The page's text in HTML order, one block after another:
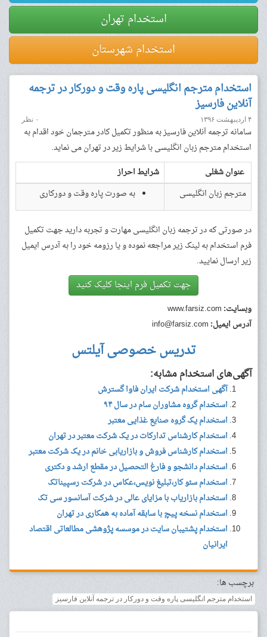
استخدام تهران
استخدام شهرستان
استخدام مترجم انگلیسی پاره وقت و دورکار در ترجمه
آنلاین فارسیز
۴ اردیبهشت ۱۳۹۶ ۰ نظر
سامانه ترجمه آنلاین فارسیز به منظور تکمیل کادر مترجمان خود اقدام به
استخدام مترجم زبان انگلیسی با شرایط زیر در تهران می نماید.
عنوان شغلی
شرایط احراز
مترجم زبان انگلیسی
به صورت پاره وقت و دورکاری
در صورتی که در ترجمه زبان انگلیسی مهارت و تجربه دارید جهت تکمیل
فرم استخدام به لینک زیر مراجعه نموده و یا رزومه خود را به آدرس ایمیل
زیر ارسال نمایید.
جهت تکمیل فرم اینجا کلیک کنید
وبسایت:
آدرس ایمیل: info@farsiz.com
تدریس خصوصی آیلتس
آگهی‌های استخدام مشابه:
آگهی استخدام شرکت ایران فاوا گسترش
استخدام گروه مشاوران سام در سال ۹۴
استخدام یک گروه صنایع غذایی معتبر
استخدام کارشناس تدارکات در یک شرکت معتبر در تهران
استخدام کارشناس فروش و بازاریابی خانم در یک شرکت معتبر
استخدام دانشجو و فارغ التحصیل در مقطع ارشد و دکتری
استخدام سئو کار،تبلیغ نویس،عکاس در شرکت رسپیناتک
استخدام بازاریاب با مزایای عالی در شرکت آسانسور سی تک
استخدام نسخه پیچ با سابقه آماده به همکاری در تهران
استخدام پشتیبان سایت در موسسه پژوهشی مطالعاتی اقتصاد
ایرانیان
برچسب ها:
استخدام مترجم انگلیسی پاره وقت و دورکار در ترجمه آنلاین فارسیز